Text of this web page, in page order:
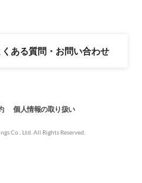
ある質問・お問い合わせ
個人情報の取り扱い
Co., Ltd. All Rights Reserved.